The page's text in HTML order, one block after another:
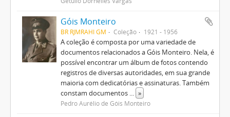
Góis Monteiro
BR RJMRAHI GM Coleção 1921 - 1956
A coleção é composta por uma variedade de
documentos relacionados a Góis Monteiro. Nela, é
possível encontrar um álbum de fotos contendo
registros de diversas autoridades, em sua grande
maioria com dedicatórias e assinaturas. Também
constam documentos ... »
Pedro Aurélio de Góis Monteiro